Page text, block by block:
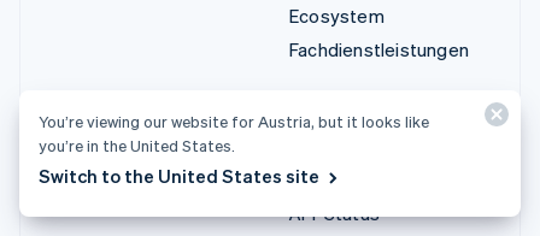
Ecosystem
Fachdienstleistungen
API-Referenz
API-Status
You’re viewing our website for Austria, but it looks like
you’re in the United States.
Switch to the United States site